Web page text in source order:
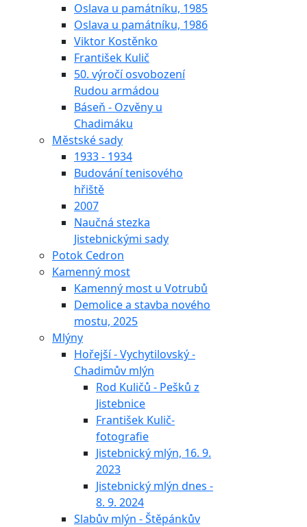
Oslava u památníku, 1985
Oslava u památníku, 1986
Viktor Kostěnko
František Kulič
50. výročí osvobození
Rudou armádou
Báseň - Ozvěny u
Chadimáku
Městské sady
1933 - 1934
Budování tenisového
hřiště
2007
Naučná stezka
Jistebnickými sady
Potok Cedron
Kamenný most
Kamenný most u Votrubů
Demolice a stavba nového
mostu, 2025
Mlýny
Hořejší - Vychytilovský -
Chadimův mlýn
Rod Kuličů - Pešků z
Jistebnice
František Kulič-
fotografie
Jistebnický mlýn, 16. 9.
2023
Jistebnický mlýn dnes -
8. 9. 2024
Slabův mlýn - Štěpánkův